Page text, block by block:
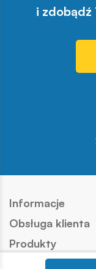
i zdobądź
Informacje
Obsługa klienta
Produkty
Kontakt